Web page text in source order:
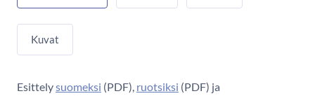
Kuvat
Esittelysuomeksi (PDF), ruotsiksi (PDF) ja